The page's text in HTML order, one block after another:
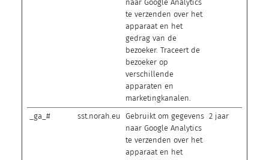
naar Google Analytics
te verzenden over het
apparaat en het
gedrag van de
bezoeker. Traceert de
bezoeker op
verschillende
apparaten en
marketingkanalen.
_ga_#
sst.norah.eu Gebruikt om gegevens
naar Google Analytics
te verzenden over het
apparaat en het
2 jaar